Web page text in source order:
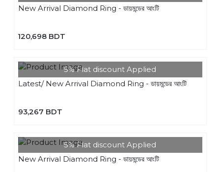
New Arrival Diamond Ring - ডায়মন্ডের আংটি
120,698 BDT
5% Flat discount Applied
Latest/ New Arrival Diamond Ring - ডায়মন্ডের আংটি
93,267 BDT
5% Flat discount Applied
New Arrival Diamond Ring - ডায়মন্ডের আংটি